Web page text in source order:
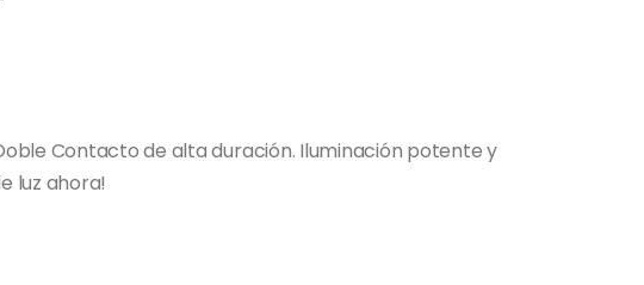
Contacto de alta duración. Iluminación potente y
luz ahora!